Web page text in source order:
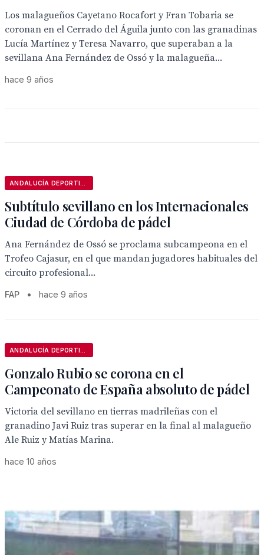
Los malagueños Cayetano Rocafort y Fran Tobaria se
coronan en el Cerrado del Águila junto con las granadinas
Lucía Martínez y Teresa Navarro, que superaban a la
sevillana Ana Fernández de Ossó y la malagueña...
hace 9 años
Subtítulo sevillano en los Internacionales
Ciudad de Córdoba de pádel
Ana Fernández de Ossó se proclama subcampeona en el
Trofeo Cajasur, en el que mandan jugadores habituales del
circuito profesional...
FAP • hace 9 años
Gonzalo Rubio se corona en el
Campeonato de España absoluto de pádel
Victoria del sevillano en tierras madrileñas con el
granadino Javi Ruiz tras superar en la final al malagueño
Ale Ruiz y Matías Marina.
hace 10 años